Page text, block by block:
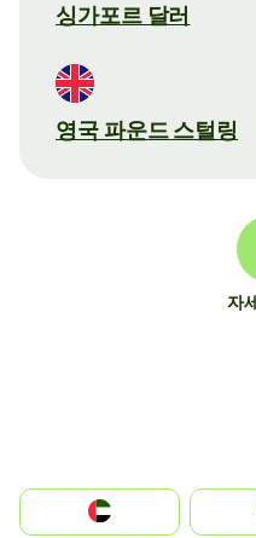
싱가포르 달러
영국 파운드 스털링
자
الإمارات العربية المتحدة